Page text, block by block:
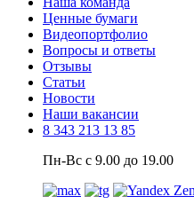
Ценные бумаги
Видеопортфолио
Вопросы и ответы
Отзывы
Статьи
Новости
Наши вакансии
8 343 213 13 85
Пн-Вс с 9.00 до 19.00